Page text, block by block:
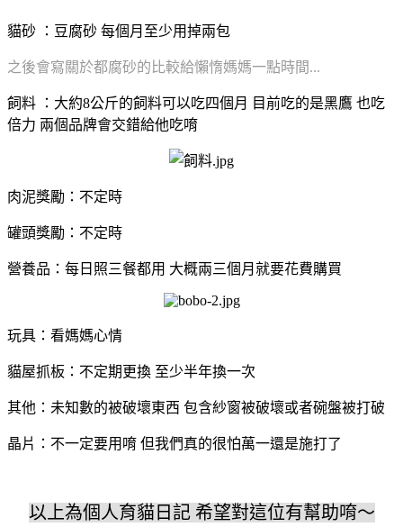
貓砂 ：豆腐砂 每個月至少用掉兩包
之後會寫關於都腐砂的比較給懶惰媽媽一點時間...
飼料 ：大約8公斤的飼料可以吃四個月 目前吃的是黑鷹 也吃
倍力 兩個品牌會交錯給他吃唷
肉泥獎勵：不定時
罐頭獎勵：不定時
營養品：每日照三餐都用 大概兩三個月就要花費購買
玩具：看媽媽心情
貓屋抓板：不定期更換 至少半年換一次
其他：未知數的被破壞東西 包含紗窗被破壞或者碗盤被打破
晶片：不一定要用唷 但我們真的很怕萬一還是施打了
以上為個人育貓日記 希望對這位有幫助唷～